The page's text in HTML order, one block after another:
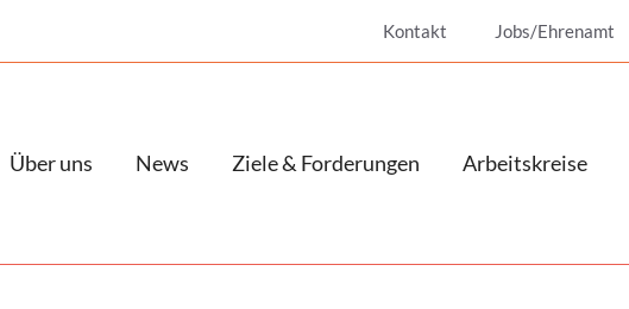
Kontakt Jobs/Ehrenamt
Über uns News Ziele & Forderungen Arbeitskreise